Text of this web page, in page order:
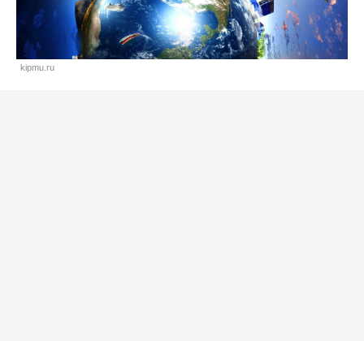
kipmu.ru